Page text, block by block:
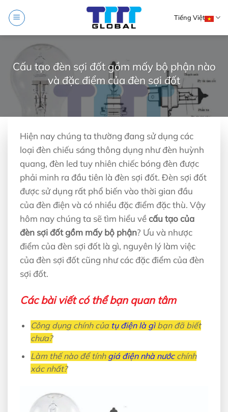
Tiếng Việt
Cấu tạo đèn sợi đốt gồm mấy bộ phận nào
và đặc điểm của đèn sợi đốt
Hiện nay chúng ta thường đang sử dụng các
loại đèn chiếu sáng thông dụng như đèn huỳnh
quang, đèn led tuy nhiên chiếc bóng đèn được
phải minh ra đầu tiên là đèn sợi đốt. Đèn sợi đốt
được sử dụng rất phổ biến vào thời gian đầu
của đèn điện và có nhiều đặc điểm đặc thù. Vậy
hôm nay chúng ta sẽ tìm hiểu vềcấu tạo của
đèn sợi đốt gồm mấy bộ phận? Ưu và nhược
điểm của đèn sợi đốt là gì, nguyên lý làm việc
của đèn sợi đốt cũng như các đặc điểm của đèn
sợi đốt.
Các bài viết có thể bạn quan tâm
Công dụng chính của tụ điện là gìbạn đã biết
chưa?
Làm thế nào để tính giá điện nhà nướcchính
xác nhất?